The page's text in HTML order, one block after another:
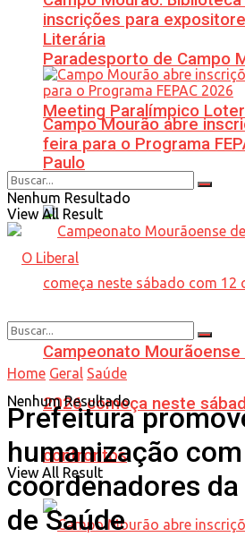
Paradesporto de Campo
Meeting Paralímpico
Paulo
Campeonato
2026 começa neste
confrontos
inscrições para
Literária
Campo Mourão abre
feira para o Programa
Nenhum Resultado
View All Result
Nenhum Resultado
View All Result
Home Geral Saúde
Prefeitura
humanização com
coordenadores
de Saúde